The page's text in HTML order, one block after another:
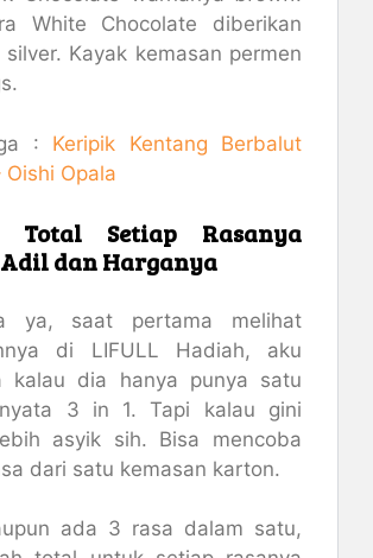
White Chocolate diberikan
silver. Kayak kemasan permen
: Keripik Kentang Berbalut
Oishi Opala
Total Setiap Rasanya
dan Harganya
ya, saat pertama melihat
di LIFULL Hadiah, aku
kalau dia hanya punya satu
3 in 1. Tapi kalau gini
asyik sih. Bisa mencoba
dari satu kemasan karton.
ada 3 rasa dalam satu,